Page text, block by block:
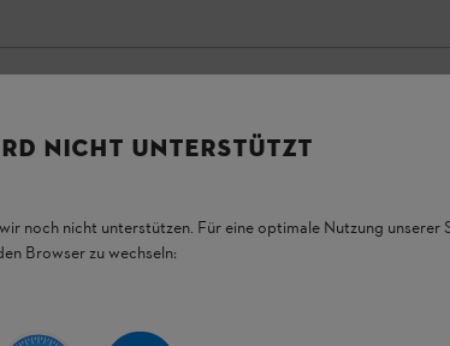
NICHT UNTERSTÜTZT
noch nicht unterstützen. Für eine optimale Nutzung unserer
Browser zu wechseln: